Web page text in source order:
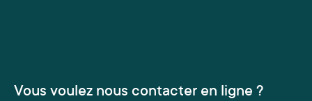
Vous voulez nous contacter en ligne ?